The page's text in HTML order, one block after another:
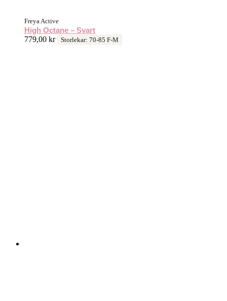
Freya Active
High Octane – Svart
779,00 kr Storlekar: 70-85 F-M